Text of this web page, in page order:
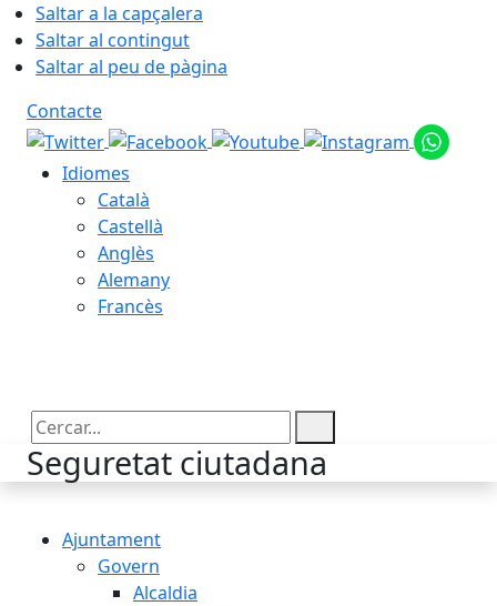
Saltar a la capçalera
Saltar al contingut
Saltar al peu de pàgina
Contacte
Idiomes
Català
Castellà
Anglès
Alemany
Francès
Cercar:
Seguretat ciutadana
Ajuntament
Govern
Alcaldia